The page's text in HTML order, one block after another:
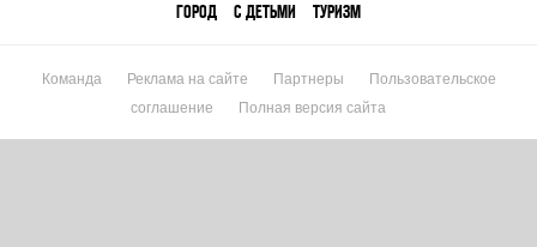
ГОРОД
С ДЕТЬМИ ТУРИЗМ
Команда Реклама на сайте Партнеры
Пользовательское
соглашение
Полная версия сайта